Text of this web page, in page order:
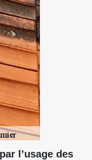
l’usage des